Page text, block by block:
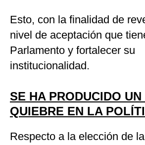
Esto, con la finalidad de
nivel de aceptación que
Parlamento y fortalecer su
institucionalidad.
SE HA PRODUCIDO
QUIEBRE EN LA
Respecto a la elección de